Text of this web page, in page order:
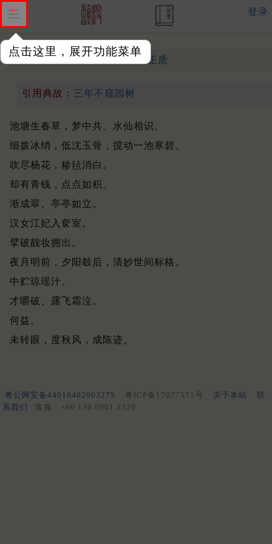
点击这里，展开功能菜单
登录
无月不登楼 种花 南宋 · 王质
引用典故： 三年不窥园树
池塘生春草，梦中共、水仙相识。
细拨冰绡，低沈玉骨，搅动一池寒碧。
吹尽杨花，糁毡消白。
却有青钱，点点如积。
渐成翠、亭亭如立。
汉女江妃入奁室。
擘破靓妆拥出。
夜月明前，夕阳攲后，清妙世间标格。
中贮琼瑶汁。
才嚼破、露飞霜泣。
何益。
未转眼，度秋风，成陈迹。
粤公网安备44010402003275 粤ICP备17077571号 关于本站
联
系我们
客服：+86 136 0901 3320